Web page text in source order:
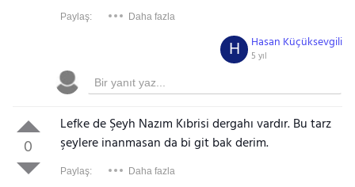
Paylaş: Daha fazla
Hasan Küçüksevgili
5 yıl
H
0
Lefke de Şeyh Nazım Kıbrisi dergahı vardır. Bu tarz
şeylere inanmasan da bi git bak derim.
Paylaş: Daha fazla